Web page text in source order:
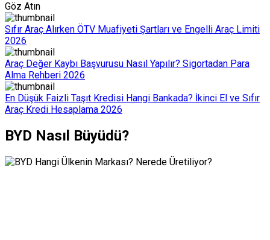
Göz Atın
Sıfır Araç Alırken ÖTV Muafiyeti Şartları ve Engelli Araç Limiti
2026
Araç Değer Kaybı Başvurusu Nasıl Yapılır? Sigortadan Para
Alma Rehberi 2026
En Düşük Faizli Taşıt Kredisi Hangi Bankada? İkinci El ve Sıfır
Araç Kredi Hesaplama 2026
BYD Nasıl Büyüdü?